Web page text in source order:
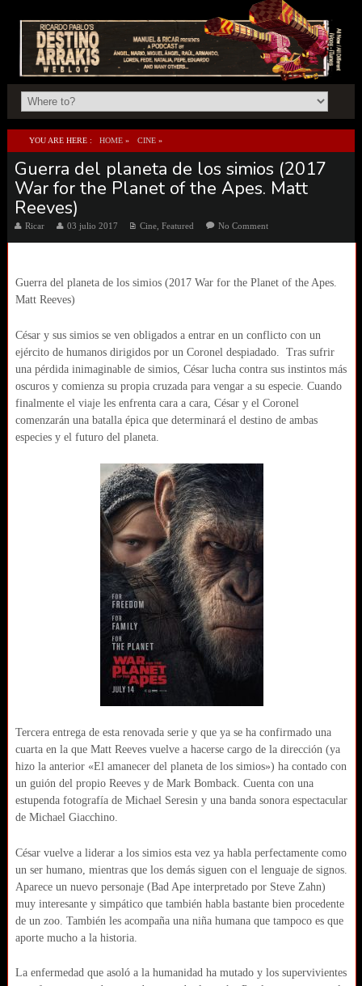
YOU ARE HERE : HOME » CINE »
GUERRA DEL PLANETA DE LOS SIMIOS (2017 WAR FOR THE PLANET OF THE APES.
MATT REEVES)
Guerra del planeta de los simios (2017
War for the Planet of the Apes. Matt
Reeves)
Ricar 03 julio 2017 Cine, Featured No Comment
Guerra del planeta de los simios (2017 War for the Planet of the Apes.
Matt Reeves)
César y sus simios se ven obligados a entrar en un conflicto con un
ejército de humanos dirigidos por un Coronel despiadado. Tras sufrir
una pérdida inimaginable de simios, César lucha contra sus instintos más
oscuros y comienza su propia cruzada para vengar a su especie. Cuando
finalmente el viaje les enfrenta cara a cara, César y el Coronel
comenzarán una batalla épica que determinará el destino de ambas
especies y el futuro del planeta.
Tercera entrega de esta renovada serie y que ya se ha confirmado una
cuarta en la que Matt Reeves vuelve a hacerse cargo de la dirección (ya
hizo la anterior «El amanecer del planeta de los simios») ha contado con
un guión del propio Reeves y de Mark Bomback. Cuenta con una
estupenda fotografía de Michael Seresin y una banda sonora espectacular
de Michael Giacchino.
César vuelve a liderar a los simios esta vez ya habla perfectamente como
un ser humano, mientras que los demás siguen con el lenguaje de signos.
Aparece un nuevo personaje (Bad Ape interpretado por Steve Zahn)
muy interesante y simpático que también habla bastante bien procedente
de un zoo. También les acompaña una niña humana que tampoco es que
aporte mucho a la historia.
La enfermedad que asoló a la humanidad ha mutado y los supervivientes